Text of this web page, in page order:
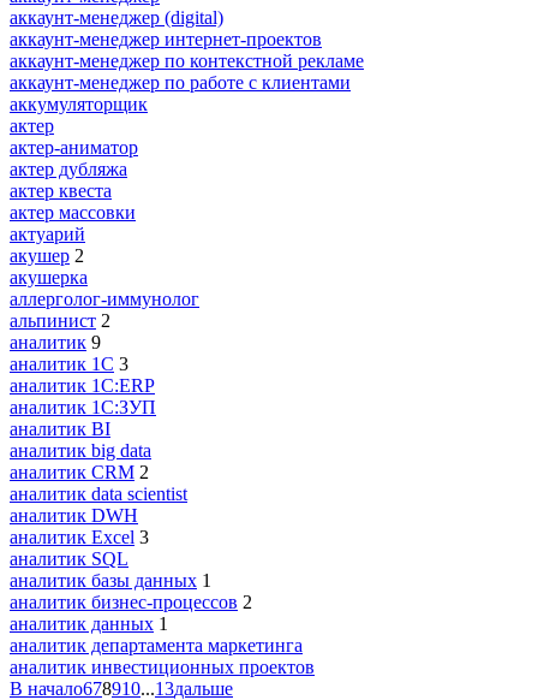
аккаунт-менеджер (digital)
аккаунт-менеджер интернет-проектов
аккаунт-менеджер по контекстной рекламе
аккаунт-менеджер по работе с клиентами
аккумуляторщик
актер
актер-аниматор
актер дубляжа
актер квеста
актер массовки
актуарий
акушер 2
акушерка
аллерголог-иммунолог
альпинист 2
аналитик 9
аналитик 1C 3
аналитик 1С:ERP
аналитик 1С:ЗУП
аналитик BI
аналитик big data
аналитик CRM 2
аналитик data scientist
аналитик DWH
аналитик Excel 3
аналитик SQL
аналитик базы данных 1
аналитик бизнес-процессов 2
аналитик данных 1
аналитик департамента маркетинга
аналитик инвестиционных проектов
В начало678910...13дальше